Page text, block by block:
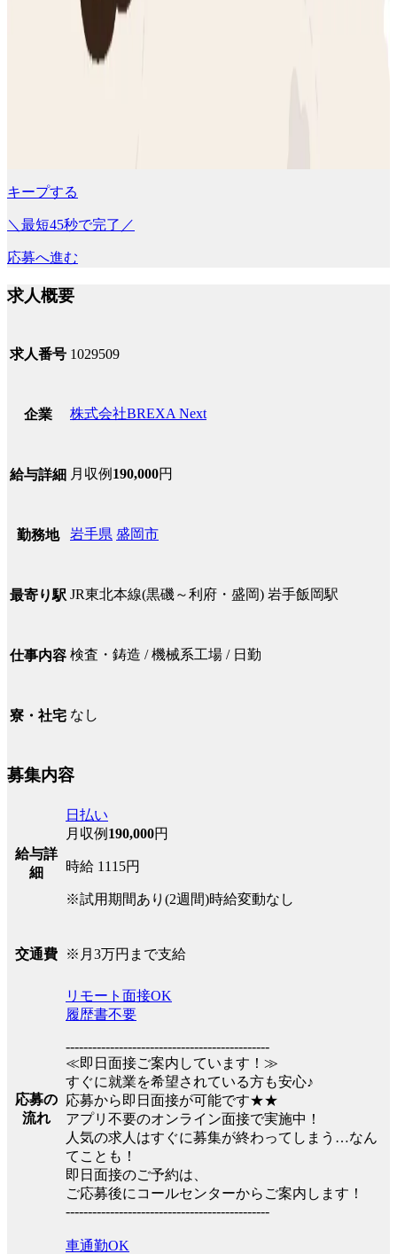
キープする
＼最短45秒で完了／
応募へ進む
求人概要
求人番号 1029509
企業 株式会社BREXA Next
給与詳細 月収例 190,000円
勤務地 岩手県 盛岡市
最寄り駅 JR東北本線(黒磯～利府・盛岡) 岩手飯岡駅
仕事内容 検査・鋳造 / 機械系工場 / 日勤
寮・社宅 なし
募集内容
給与詳
細
日払い
月収例 190,000円
時給 1115円
※試用期間あり(2週間)時給変動なし
交通費 ※月3万円まで支給
応募の
流れ
リモート面接OK
履歴書不要
----------------------------------------------
≪即日面接ご案内しています！≫
すぐに就業を希望されている方も安心♪
応募から即日面接が可能です★★
アプリ不要のオンライン面接で実施中！
人気の求人はすぐに募集が終わってしまう…なん
てことも！
即日面接のご予約は、
ご応募後にコールセンターからご案内します！
----------------------------------------------
車通勤OK